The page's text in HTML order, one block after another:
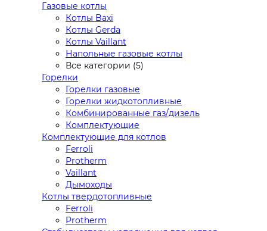
Газовые котлы
Котлы Baxi
Котлы Gerda
Котлы Vaillant
Напольные газовые котлы
Все категории (5)
Горелки
Горелки газовые
Горелки жидкотопливные
Комбинированные газ/дизель
Комплектующие
Комплектующие для котлов
Ferroli
Protherm
Vaillant
Дымоходы
Котлы твердотопливные
Ferroli
Protherm